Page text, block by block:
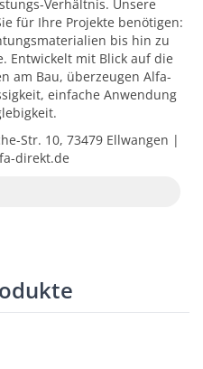
Verhältnis. Unsere
für Ihre Projekte benötigen:
bis hin zu
Entwickelt mit Blick auf die
am Bau, überzeugen Alfa-
einfache Anwendung
Str. 10, 73479 Ellwangen |
direkt.de